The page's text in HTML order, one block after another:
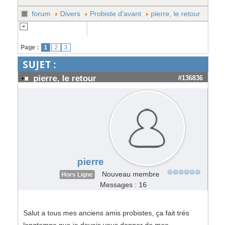
forum Divers Probiste d'avant pierre, le retour
Page : 1 2 3
SUJET :
pierre, le retour #136836
pierre
Hors Ligne
Nouveau membre
Messages : 16
Salut a tous mes anciens amis probistes, ça fait trés